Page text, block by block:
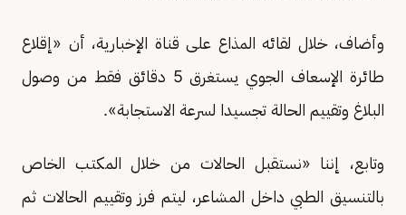
وأضاف، خلال لقائه المذاع على قناة الإخبارية، أن «إقلاع
طائرة الإسعاف الجوي يستغرق 5 دقائق فقط من وصول
البلاغ وتقييم الحالة تجسيدا لسرعة الاستجابة».
وتابع، إننا «نستقبل الحالات من خلال المكتب الخاص
بالتنسيق الطبي داخل المشاعر، ليتم فرز وتقييم الحالات ثم